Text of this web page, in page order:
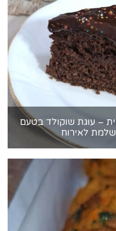
– עוגת שוקולד בטעם
לאירוח